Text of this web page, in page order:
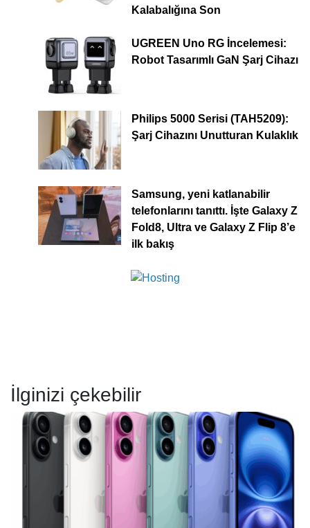
Kalabalığına Son
UGREEN Uno RG İncelemesi:
Robot Tasarımlı GaN Şarj Cihazı
Philips 5000 Serisi (TAH5209):
Şarj Cihazını Unutturan Kulaklık
Samsung, yeni katlanabilir
telefonlarını tanıttı. İşte Galaxy Z
Fold8, Ultra ve Galaxy Z Flip 8’e
ilk bakış
İlginizi çekebilir